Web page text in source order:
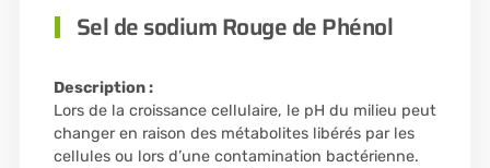
Sel de sodium Rouge de Phénol
Description :
Lors de la croissance cellulaire, le pH du milieu peut
changer en raison des métabolites libérés par les
cellules ou lors d’une contamination bactérienne.